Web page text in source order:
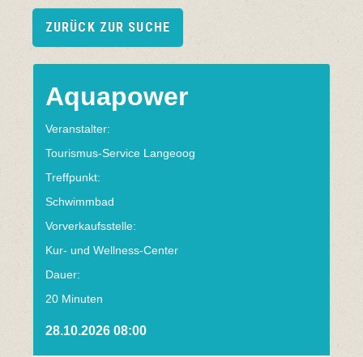
ZURÜCK ZUR SUCHE
Aquapower
Veranstalter:
Tourismus-Service Langeoog
Treffpunkt:
Schwimmbad
Vorverkaufsstelle:
Kur- und Wellness-Center
Dauer:
20 Minuten
28.10.2026 08:00